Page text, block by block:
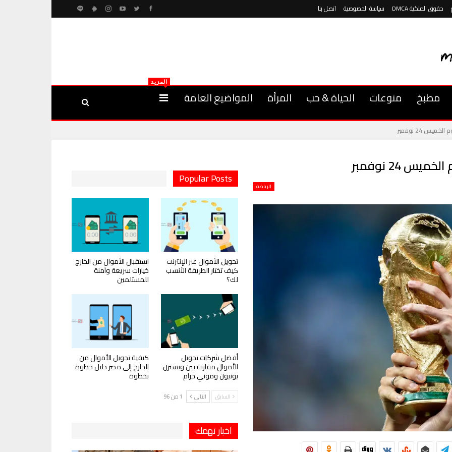
حقوق الملكية DMCA سياسة الخصوصية اتصل بنا
مطبخ منوعات الحياة & حب المرأة المواضيع العامة
المزيد
24 نوفمبر
24 نوفمبر
الرياضة Popular Posts
تحويل الأموال عبر الإنترنت
كيف تختار الطريقة الأنسب
لك؟
استقبال الأموال من الخارج
خيارات سريعة وآمنة
للمستلمين
أفضل شركات تحويل
الأموال مقارنة بين ويسترن
يونيون وموني جرام
كيفية تحويل الأموال من
الخارج إلى مصر دليل خطوة
بخطوة
السابق التالي 1 من 96
اخبار تهمك